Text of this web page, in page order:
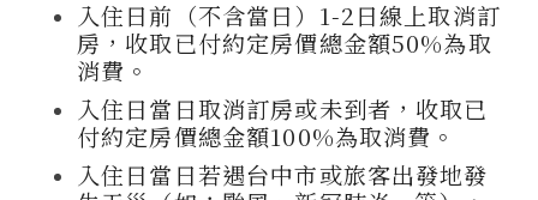
入住日前（不含當日）1-2日線上取消訂
房，收取已付約定房價總金額50%為取
消費。
入住日當日取消訂房或未到者，收取已
付約定房價總金額100%為取消費。
入住日當日若遇台中市或旅客出發地發